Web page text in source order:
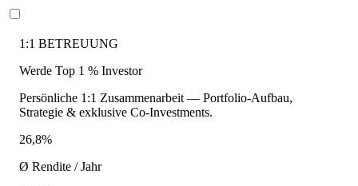
1:1 BETREUUNG
Werde Top 1 % Investor
Persönliche 1:1 Zusammenarbeit — Portfolio-Aufbau,
Strategie & exklusive Co-Investments.
26,8%
Ø Rendite / Jahr